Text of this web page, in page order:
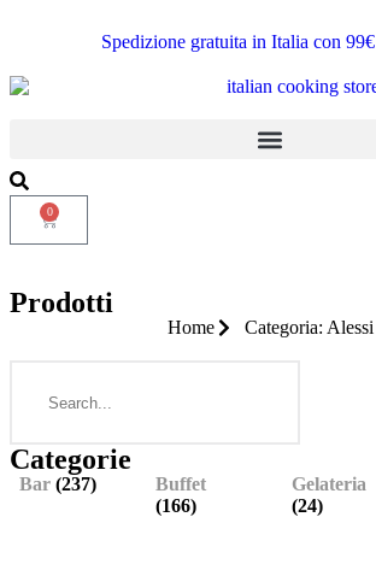
Spedizione gratuita in Italia con 99€
0
Prodotti
Home Categoria: Alessi
Categorie
Bar (237)
Buffet
(166)
Gelateria
(24)